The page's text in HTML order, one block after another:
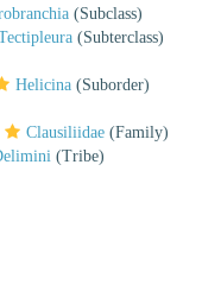
(Subclass)
(Subterclass)
Helicina (Suborder)
Clausiliidae (Family)
(Tribe)